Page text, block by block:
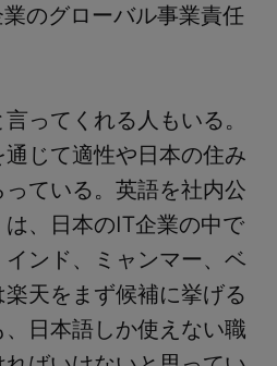
のグローバル事業責任
ってくれる人もいる。
じて適性や日本の住み
ている。英語を社内公
、日本のIT企業の中で
ンド、ミャンマー、ベ
楽天をまず候補に挙げる
日本語しか使えない職